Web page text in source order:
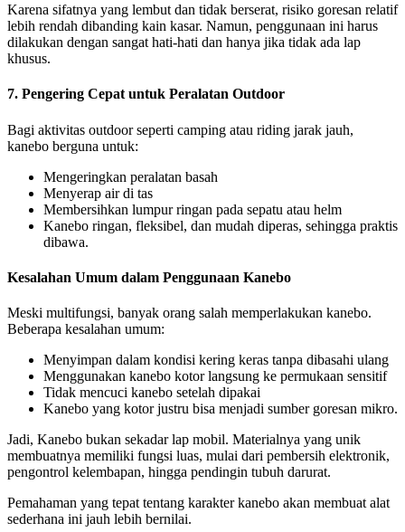
Karena sifatnya yang lembut dan tidak berserat, risiko goresan relatif
lebih rendah dibanding kain kasar. Namun, penggunaan ini harus
dilakukan dengan sangat hati-hati dan hanya jika tidak ada lap
khusus.
7. Pengering Cepat untuk Peralatan Outdoor
Bagi aktivitas outdoor seperti camping atau riding jarak jauh,
kanebo berguna untuk:
Mengeringkan peralatan basah
Menyerap air di tas
Membersihkan lumpur ringan pada sepatu atau helm
Kanebo ringan, fleksibel, dan mudah diperas, sehingga praktis
dibawa.
Kesalahan Umum dalam Penggunaan Kanebo
Meski multifungsi, banyak orang salah memperlakukan kanebo.
Beberapa kesalahan umum:
Menyimpan dalam kondisi kering keras tanpa dibasahi ulang
Menggunakan kanebo kotor langsung ke permukaan sensitif
Tidak mencuci kanebo setelah dipakai
Kanebo yang kotor justru bisa menjadi sumber goresan mikro.
Jadi, Kanebo bukan sekadar lap mobil. Materialnya yang unik
membuatnya memiliki fungsi luas, mulai dari pembersih elektronik,
pengontrol kelembapan, hingga pendingin tubuh darurat.
Pemahaman yang tepat tentang karakter kanebo akan membuat alat
sederhana ini jauh lebih bernilai.